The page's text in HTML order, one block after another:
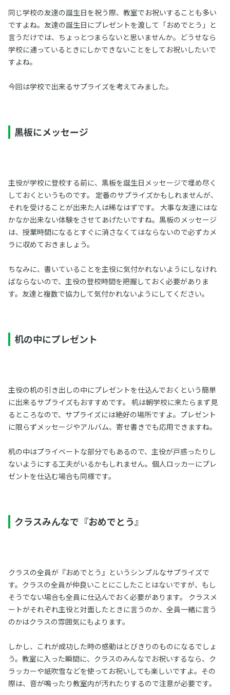
同じ学校の友達の誕生日を祝う際、教室でお祝いすることも多い
ですよね。友達の誕生日にプレゼントを渡して「おめでとう」と
言うだけでは、ちょっとつまらないと思いませんか。どうせなら
学校に通っているときにしかできないことをしてお祝いしたいで
すよね。
今回は学校で出来るサプライズを考えてみました。
黒板にメッセージ
主役が学校に登校する前に、黒板を誕生日メッセージで埋め尽く
しておくというものです。 定番のサプライズかもしれませんが、
それを受けることが出来た人は稀なはずです。 大事な友達にはな
かなか出来ない体験をさせてあげたいですね。黒板のメッセージ
は、授業時間になるとすぐに消さなくてはならないので必ずカメ
ラに収めておきましょう。
ちなみに、書いていることを主役に気付かれないようにしなけれ
ばならないので、主役の登校時間を把握しておく必要がありま
す。友達と複数で協力して気付かれないようにしてください。
机の中にプレゼント
主役の机の引き出しの中にプレゼントを仕込んでおくという簡単
に出来るサプライズもおすすめです。 机は朝学校に来たらまず見
るところなので、サプライズには絶好の場所ですよ。プレゼント
に限らずメッセージやアルバム、寄せ書きでも応用できますね。
机の中はプライベートな部分でもあるので、主役が戸惑ったりし
ないようにする工夫がいるかもしれません。個人ロッカーにプレ
ゼントを仕込む場合も同様です。
クラスみんなで『おめでとう』
クラスの全員が『おめでとう』というシンプルなサプライズで
す。クラスの全員が仲良いことにこしたことはないですが、もし
そうでない場合も全員に仕込んでおく必要があります。 クラスメ
ートがそれぞれ主役と対面したときに言うのか、全員一緒に言う
のかはクラスの雰囲気にもよります。
しかし、これが成功した時の感動はとびきりのものになるでしょ
う。教室に入った瞬間に、クラスのみんなでお祝いするなら、ク
ラッカーや紙吹雪などを使ってお祝いしても楽しいですよ。その
際は、音が鳴ったり教室内が汚れたりするので注意が必要です。